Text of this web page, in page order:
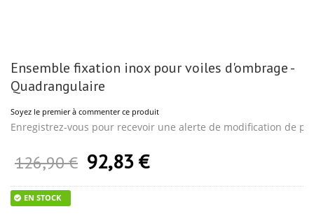
Ensemble fixation inox pour voiles d'ombrage -
Quadrangulaire
Soyez le premier à commenter ce produit
Enregistrez-vous pour recevoir une alerte de modification de
126,90 € Prix Spécial
92,83 €
EN STOCK
to
beginning
the
images
gallery